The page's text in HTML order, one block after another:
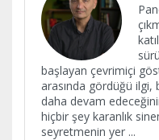
başlayan çevrimiçi
arasında gördüğü
daha devam
hiçbir şey karanlık
seyretmenin yer ...